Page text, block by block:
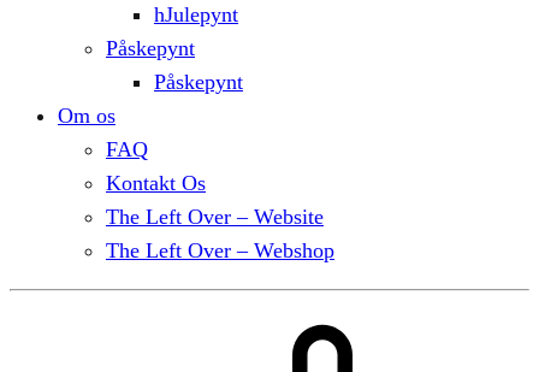
hJulepynt
Påskepynt
Påskepynt
Om os
FAQ
Kontakt Os
The Left Over – Website
The Left Over – Webshop